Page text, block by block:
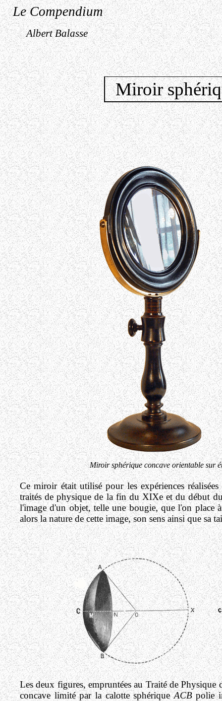
Le Compendium
Albert Balasse
Miroir
Miroir sphérique concave orientable sur
Ce miroir était utilisé pour les expériences
traités de physique de la fin du XIXe et du début
l'image d'un objet, telle une bougie, que l'on place
alors la nature de cette image, son sens ainsi que sa
Les deux figures, empruntées au Traité de
concave limité par la calotte sphériqueACBpolie